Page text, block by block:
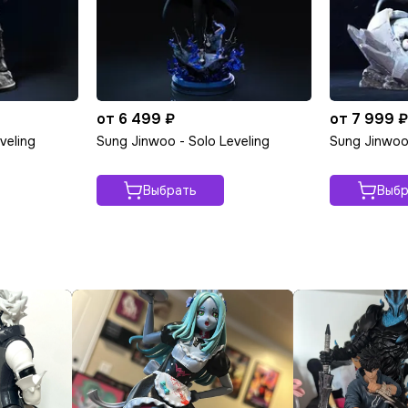
от 6 499 ₽
Sung Jinwoo - Solo Leveling
Выбрать
от 7 999 ₽
Sung